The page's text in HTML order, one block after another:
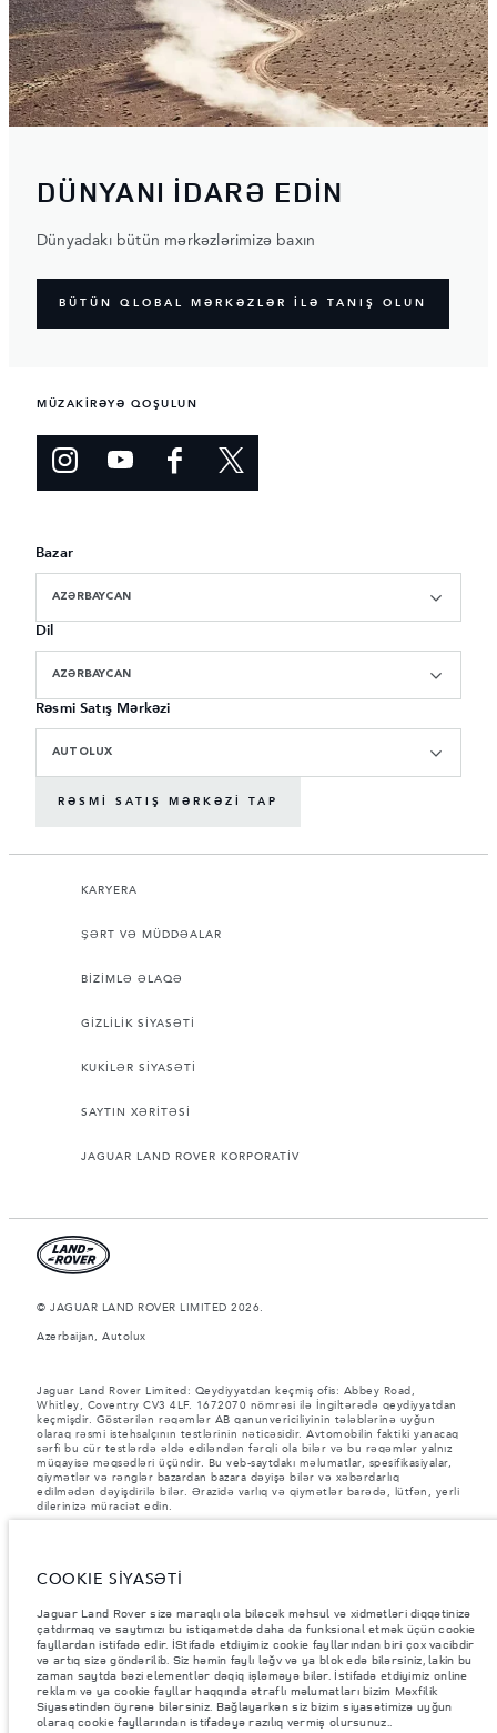
DÜNYANI İDARƏ EDİN
Dünyadakı bütün mərkəzlərimizə baxın
BÜTÜN QLOBAL MƏRKƏZLƏR İLƏ TANIŞ OLUN
MÜZAKİRƏYƏ QOŞULUN
Bazar
AZƏRBAYCAN
Dil
AZƏRBAYCAN
Rəsmi Satış Mərkəzi
AUTOLUX
RƏSMI SATIŞ MƏRKƏZI TAP
KARYERA
ŞƏRT VƏ MÜDDƏALAR
BİZİMLƏ ƏLAQƏ
GİZLİLİK SİYASƏTİ
KUKİLƏR SİYASƏTİ
SAYTIN XƏRİTƏSİ
JAGUAR LAND ROVER KORPORATİV
© JAGUAR LAND ROVER LIMITED 2026.
Azerbaijan, Autolux
Jaguar Land Rover Limited: Qeydiyyatdan keçmiş ofis: Abbey Road,
Whitley, Coventry CV3 4LF. 1672070 nömrəsi ilə İngiltərədə qeydiyyatdan
keçmişdir. Göstərilən rəqəmlər AB qanunvericiliyinin tələblərinə uyğun
olaraq rəsmi istehsalçının testlərinin nəticəsidir. Avtomobilin faktiki yanacaq
sərfi bu cür testlərdə əldə ediləndən fərqli ola bilər və bu rəqəmlər yalnız
müqayisə məqsədləri üçündir. Bu veb-saytdakı məlumatlar, spesifikasiyalar,
qiymətlər və rənglər bazardan bazara dəyişə bilər və xəbərdarlıq
edilmədən dəyişdirilə bilər. Ərazidə varlıq və qiymətlər barədə, lütfən, yerli
dilerinizə müraciət edin.
yükləndikdə Ümumi Avtomobil Çəkisinin (GVW) və Oxa Düşən Maksimum
Şəkillər və spesifikasiyalar haqqında vacib qeyd.
çatışmazlığı hal-hazırda avtomobilin istehsal xüsusiyyətlərinə, seçimlərin
mövcudluğuna və istehsal müddətlərinə təsir göstərir. Bu, çox dinamik bir
vəziyyətdir və nəticədə hazırda veb-saytda istifadə edilən şəkillər,
funksiyalar, seçimlər, xüsusi işləmələr və rəng sxemləri üçün mövcud
spesifikasiyaları tam əks etdirməyə bilər. Zəhmət olmasa, hər hansı cari
məhdudiyyətlər barədə məlumat etmək üçün Satış mərkəzi ilə əlaqə
saxlayın.
COOKIE SİYASƏTİ
Jaguar Land Rover sizə maraqlı ola biləcək məhsul və xidmətləri diqqətinizə
çatdırmaq və saytımızı bu istiqamətdə daha da funksional etmək üçün cookie
fayllardan istifadə edir. İStifadə etdiyimiz cookie fayllarından biri çox vacibdir
və artıq sizə göndərilib. Siz həmin faylı ləğv və ya blok edə bilərsiniz, lakin bu
zaman saytda bəzi elementlər dəqiq işləməyə bilər. İstifadə etdiyimiz online
reklam və ya cookie fayllar haqqında ətraflı məlumatları bizim Məxfilik
Siyasətindən öyrənə bilərsiniz. Bağlayarkən siz bizim siyasətimizə uyğun
olaraq cookie fayllarından istifadəyə razılıq vermiş olursunuz..